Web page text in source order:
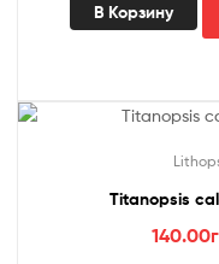
В Корзину
Titanopsis
140.00